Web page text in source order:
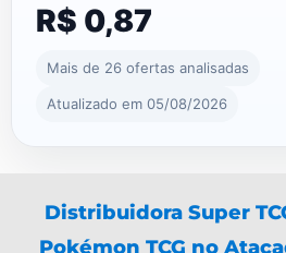
R$ 0,87
Mais de 26 ofertas analisadas
Atualizado em 05/08/2026
Distribuidora Super
Pokémon TCG no